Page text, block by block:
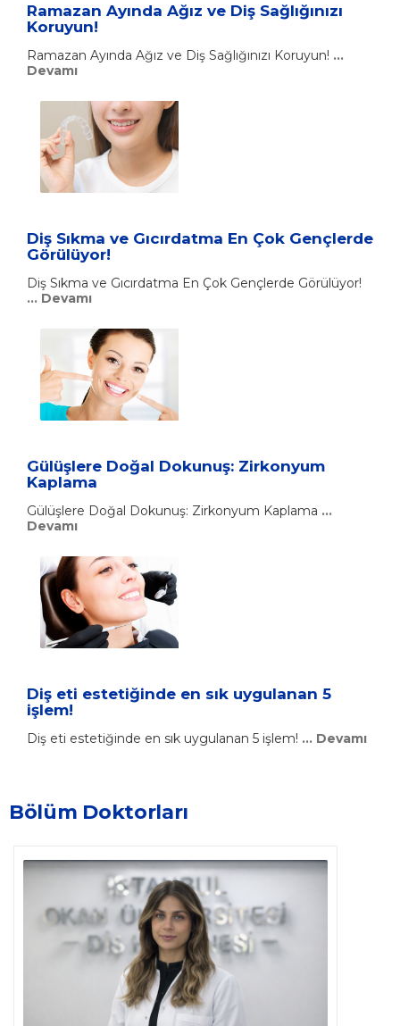
Ramazan Ayında Ağız ve Diş Sağlığınızı
Koruyun!
Ramazan Ayında Ağız ve Diş Sağlığınızı Koruyun! ...
Devamı
Diş Sıkma ve Gıcırdatma En Çok Gençlerde
Görülüyor!
Diş Sıkma ve Gıcırdatma En Çok Gençlerde Görülüyor!
... Devamı
Gülüşlere Doğal Dokunuş: Zirkonyum
Kaplama
Gülüşlere Doğal Dokunuş: Zirkonyum Kaplama ...
Devamı
Diş eti estetiğinde en sık uygulanan 5
işlem!
Diş eti estetiğinde en sık uygulanan 5 işlem! ... Devamı
Bölüm Doktorları